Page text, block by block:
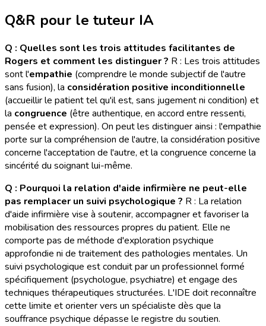
Q&R pour le tuteur IA
Q : Quelles sont les trois attitudes facilitantes de
Rogers et comment les distinguer ? R : Les trois attitudes
sont l'empathie (comprendre le monde subjectif de l'autre
sans fusion), la considération positive inconditionnelle
(accueillir le patient tel qu'il est, sans jugement ni condition) et
la congruence (être authentique, en accord entre ressenti,
pensée et expression). On peut les distinguer ainsi : l'empathie
porte sur la compréhension de l'autre, la considération positive
concerne l'acceptation de l'autre, et la congruence concerne la
sincérité du soignant lui-même.
Q : Pourquoi la relation d'aide infirmière ne peut-elle
pas remplacer un suivi psychologique ? R : La relation
d'aide infirmière vise à soutenir, accompagner et favoriser la
mobilisation des ressources propres du patient. Elle ne
comporte pas de méthode d'exploration psychique
approfondie ni de traitement des pathologies mentales. Un
suivi psychologique est conduit par un professionnel formé
spécifiquement (psychologue, psychiatre) et engage des
techniques thérapeutiques structurées. L'IDE doit reconnaître
cette limite et orienter vers un spécialiste dès que la
souffrance psychique dépasse le registre du soutien.